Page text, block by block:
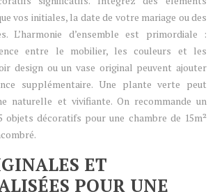
vos initiales, la date de votre mariage ou des
L’harmonie d’ensemble est primordiale :
entre le mobilier, les couleurs et les
design ou un vase original peuvent ajouter
supplémentaire. Une plante verte peut
naturelle et vivifiante. On recommande un
objets décoratifs pour une chambre de 15m²
ET
POUR UNE